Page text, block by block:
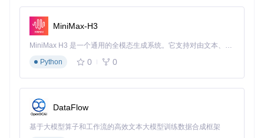
指南设置BIOS，即可开始安装黑苹果。
🚀 为什么选择本工具
30分钟
成功率更高
0%以上
无需专业知识：不需要了解复杂的代码和硬件知识，按提
MiniMax-H3
MiniMax H3 是一个通用的全模态生成系统。它支持对由文本、图像、视频和音频组成的多模态上下文进行统一理解，并能生成分辨率高达 2K、时长可达 15 秒的带原生立体声音频的视频。得益于面向任务泛化的系统设计，H3 在预训练阶段就已具备广泛的多模态上下文理解与生成能力，能够出色地执行复杂的多模态指令。
Python
0 0
DataFlow
基于大模型算子和工作流的高效文本大模型训练数据合成框架